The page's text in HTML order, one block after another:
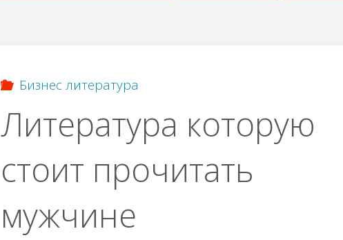
Бизнес литература
Литература которую
стоит прочитать
мужчине